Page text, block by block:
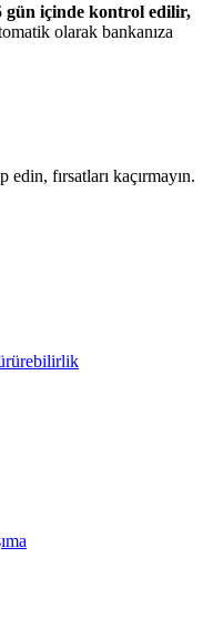
gün içinde kontrol edilir,
olarak bankanıza
fırsatları kaçırmayın.